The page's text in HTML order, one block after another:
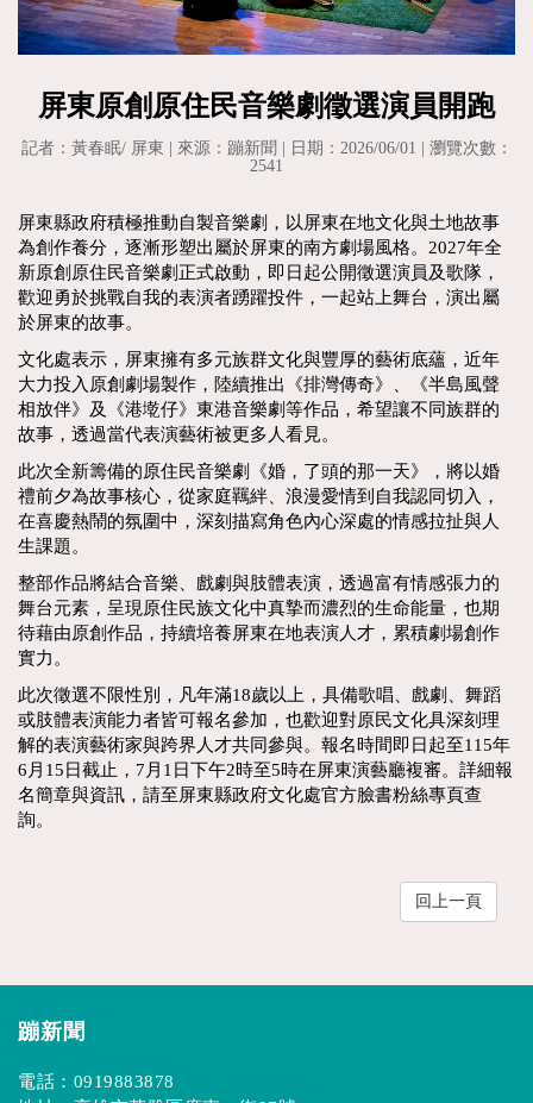
屏東原創原住民音樂劇徵選演員開跑
記者：黃春眠/ 屏東 | 來源：蹦新聞 | 日期：2026/06/01 | 瀏覽次數：
2541
屏東縣政府積極推動自製音樂劇，以屏東在地文化與土地故事
為創作養分，逐漸形塑出屬於屏東的南方劇場風格。2027年全
新原創原住民音樂劇正式啟動，即日起公開徵選演員及歌隊，
歡迎勇於挑戰自我的表演者踴躍投件，一起站上舞台，演出屬
於屏東的故事。
文化處表示，屏東擁有多元族群文化與豐厚的藝術底蘊，近年
大力投入原創劇場製作，陸續推出《排灣傳奇》、《半島風聲
相放伴》及《港墘仔》東港音樂劇等作品，希望讓不同族群的
故事，透過當代表演藝術被更多人看見。
此次全新籌備的原住民音樂劇《婚，了頭的那一天》，將以婚
禮前夕為故事核心，從家庭羈絆、浪漫愛情到自我認同切入，
在喜慶熱鬧的氛圍中，深刻描寫角色內心深處的情感拉扯與人
生課題。
整部作品將結合音樂、戲劇與肢體表演，透過富有情感張力的
舞台元素，呈現原住民族文化中真摯而濃烈的生命能量，也期
待藉由原創作品，持續培養屏東在地表演人才，累積劇場創作
實力。
此次徵選不限性別，凡年滿18歲以上，具備歌唱、戲劇、舞蹈
或肢體表演能力者皆可報名參加，也歡迎對原民文化具深刻理
解的表演藝術家與跨界人才共同參與。報名時間即日起至115年
6月15日截止，7月1日下午2時至5時在屏東演藝廳複審。詳細報
名簡章與資訊，請至屏東縣政府文化處官方臉書粉絲專頁查
詢。
回上一頁
蹦新聞
電話： 0919883878